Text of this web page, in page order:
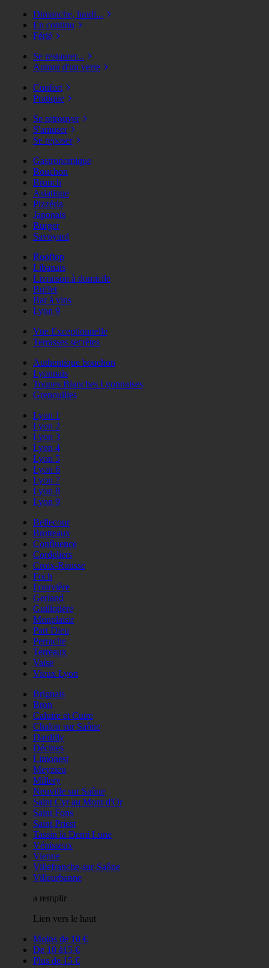
Dimanche, lundi...
En continu
Férié
Se restaurer...
Autour d'un verre
Confort
Pratique
Se retrouver
S'amuser
Se reposer
Gastronomique
Bouchon
Brunch
Asiatique
Pizzéria
Japonais
Burger
Savoyard
Rooftop
Libanais
Livraison à domicile
Buffet
Bar à vins
Lyon 9
Vue Exceptionnelle
Terrasses secrètes
Authentique bouchon
Lyonnais
Toques Blanches Lyonnaises
Grenouilles
Lyon 1
Lyon 2
Lyon 3
Lyon 4
Lyon 5
Lyon 6
Lyon 7
Lyon 8
Lyon 9
Bellecour
Brotteaux
Confluence
Cordeliers
Croix-Rousse
Foch
Fourvière
Gerland
Guillotière
Monplaisir
Part Dieu
Perrache
Terreaux
Vaise
Vieux Lyon
Brignais
Bron
Caluire et Cuire
Chalon sur Saône
Dardilly
Décines
Limonest
Meyzieu
Millery
Neuville sur Saône
Saint Cyr au Mont d'Or
Saint Fons
Saint Priest
Tassin la Demi Lune
Vénisseux
Vienne
Villefranche-sur-Saône
Villeurbanne
a remplir
Lien vers le haut
Moins de 10 €
De 10 à15 €
Plus de 15 €